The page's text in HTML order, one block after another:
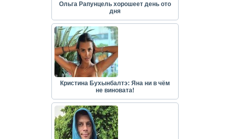
Ольга Рапунцель хорошеет день ото
дня
Кристина Бухынбалтэ: Яна ни в чём
не виновата!